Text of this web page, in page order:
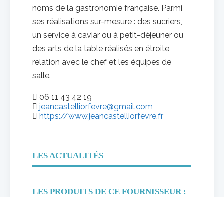
noms de la gastronomie française. Parmi
ses réalisations sur-mesure : des sucriers,
un service à caviar ou à petit-déjeuner ou
des arts de la table réalisés en étroite
relation avec le chef et les équipes de
salle.
06 11 43 42 19
jeancastelliorfevre@gmail.com
https://www.jeancastelliorfevre.fr
LES ACTUALITÉS
LES PRODUITS DE CE FOURNISSEUR :